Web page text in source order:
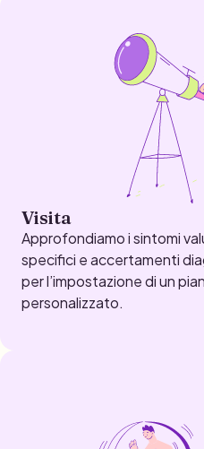
Visita
Approfondiamo i sintomi
specifici e accertamenti
per l’impostazione di un
personalizzato.